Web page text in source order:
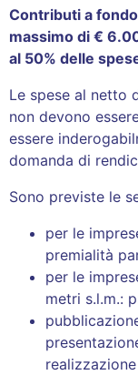
Contributi a
massimo di €
al 50% delle
Le spese al netto
non devono
essere
domanda di
Sono previste le
per le
premialità
per le
metri s.l.m.: